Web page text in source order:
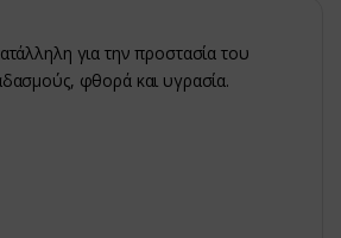
για την προστασία του
φθορά και υγρασία.